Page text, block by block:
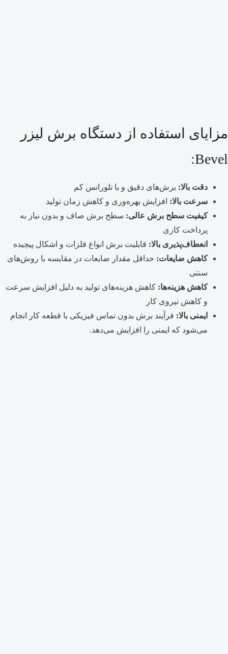
مزایای استفاده از دستگاه برش لیزر
Bevel:
دقت بالا: برش‌های دقیق و با تلورانس کم
سرعت بالا: افزایش بهره‌وری و کاهش زمان تولید
کیفیت سطح برش عالی: سطح برش صاف و بدون نیاز به
پرداخت کاری
انعطاف‌پذیری بالا: قابلیت برش انواع فلزات و اشکال پیچیده
کاهش ضایعات: حداقل مقدار ضایعات در مقایسه با روش‌های
سنتی
کاهش هزینه‌ها: کاهش هزینه‌های تولید به دلیل افزایش سرعت
و کاهش نیروی کار
ایمنی بالا: فرآیند برش بدون تماس فیزیکی با قطعه کار انجام
می‌شود که ایمنی را افزایش می‌دهد.